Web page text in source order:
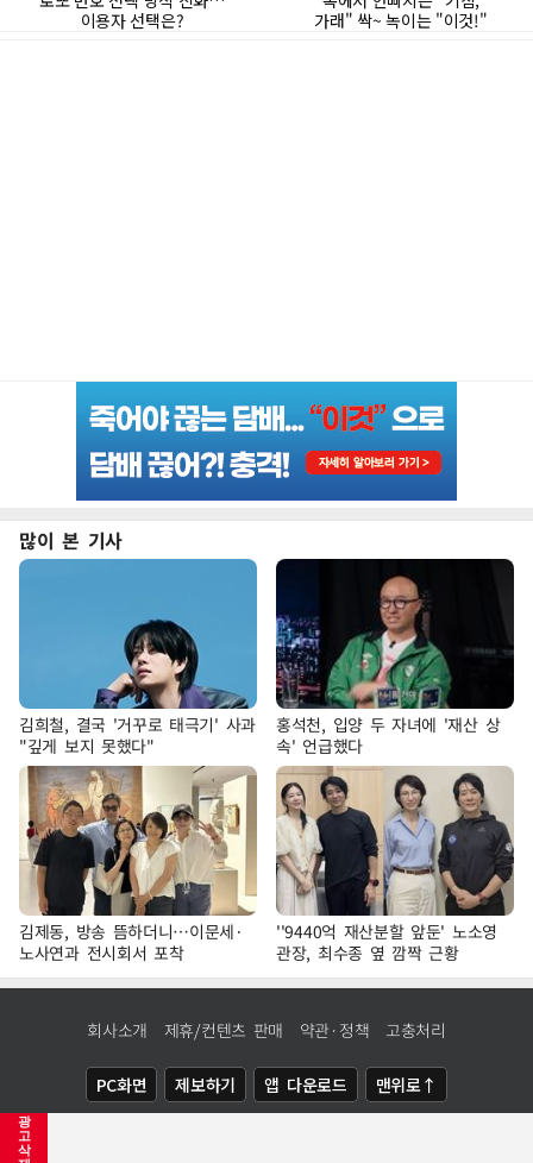
광
고
삭
많이 본 기사
김희철, 결국 '거꾸로 태극기' 사과
"깊게 보지 못했다"
홍석천, 입양 두 자녀에 '재산 상
속' 언급했다
김제동, 방송 뜸하더니…이문세·
노사연과 전시회서 포착
''9440억 재산분할 앞둔' 노소영
관장, 최수종 옆 깜짝 근황
회사소개 제휴/컨텐츠 판매 약관·정책 고충처리
PC화면 제보하기 앱 다운로드 맨위로↑